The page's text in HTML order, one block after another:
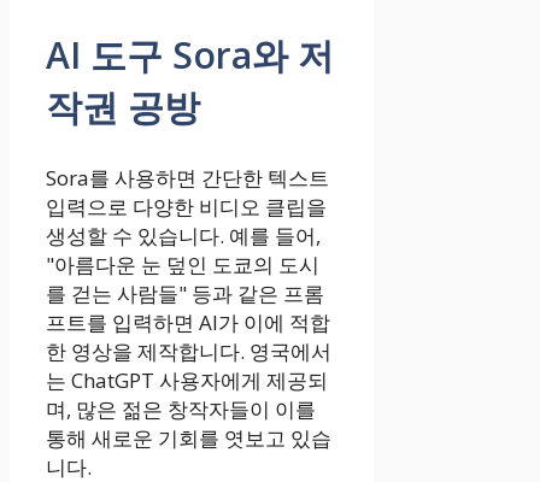
AI 도구 Sora와 저
작권 공방
Sora를 사용하면 간단한 텍스트
입력으로 다양한 비디오 클립을
생성할 수 있습니다. 예를 들어,
"아름다운 눈 덮인 도쿄의 도시
를 걷는 사람들" 등과 같은 프롬
프트를 입력하면 AI가 이에 적합
한 영상을 제작합니다. 영국에서
는 ChatGPT 사용자에게 제공되
며, 많은 젊은 창작자들이 이를
통해 새로운 기회를 엿보고 있습
니다.